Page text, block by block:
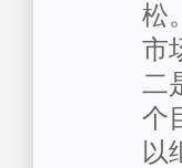
松
市
二
个
以